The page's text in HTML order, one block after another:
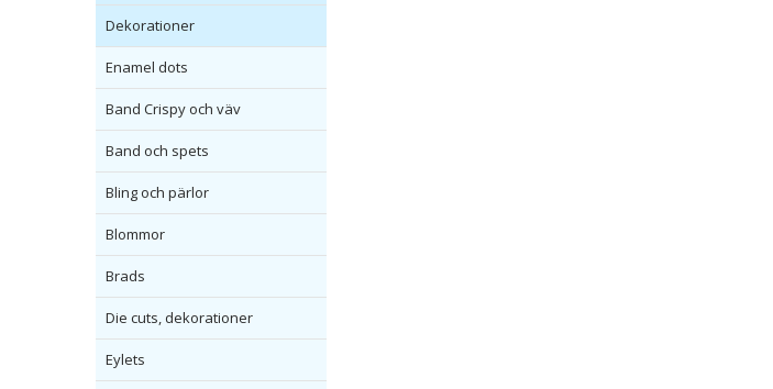
Dekorationer
Enamel dots
Band Crispy och väv
Band och spets
Bling och pärlor
Blommor
Brads
Die cuts, dekorationer
Eylets